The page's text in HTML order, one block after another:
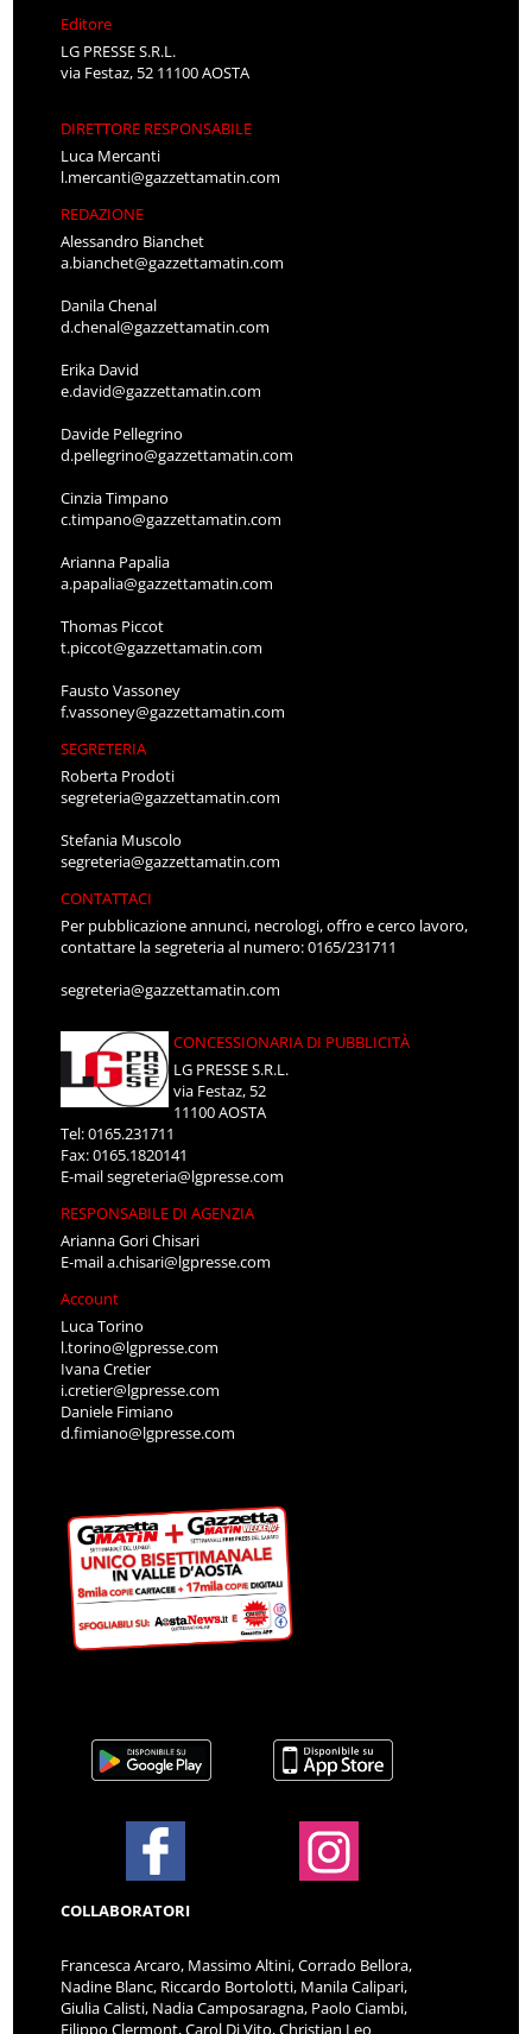
Editore
LG PRESSE S.R.L.
via Festaz, 52 11100 AOSTA
DIRETTORE RESPONSABILE
Luca Mercanti
l.mercanti@gazzettamatin.com
REDAZIONE
Alessandro Bianchet
a.bianchet@gazzettamatin.com
Danila Chenal
d.chenal@gazzettamatin.com
Erika David
e.david@gazzettamatin.com
Davide Pellegrino
d.pellegrino@gazzettamatin.com
Cinzia Timpano
c.timpano@gazzettamatin.com
Arianna Papalia
a.papalia@gazzettamatin.com
Thomas Piccot
t.piccot@gazzettamatin.com
Fausto Vassoney
f.vassoney@gazzettamatin.com
SEGRETERIA
Roberta Prodoti
segreteria@gazzettamatin.com
Stefania Muscolo
segreteria@gazzettamatin.com
CONTATTACI
Per pubblicazione annunci, necrologi, offro e cerco lavoro,
contattare la segreteria al numero: 0165/231711
segreteria@gazzettamatin.com
CONCESSIONARIA DI PUBBLICITÀ
LG PRESSE S.R.L.
via Festaz, 52
11100 AOSTA
Tel: 0165.231711
Fax: 0165.1820141
E-mailsegreteria@lgpresse.com
RESPONSABILE DI AGENZIA
Arianna Gori Chisari
E-maila.chisari@lgpresse.com
Account
Luca Torino
l.torino@lgpresse.com
Ivana Cretier
i.cretier@lgpresse.com
Daniele Fimiano
d.fimiano@lgpresse.com
COLLABORATORI
Francesca Arcaro, Massimo Altini, Corrado Bellora,
Nadine Blanc, Riccardo Bortolotti, Manila Calipari,
Giulia Calisti, Nadia Camposaragna, Paolo Ciambi,
Filippo Clermont, Carol Di Vito, Christian Leo